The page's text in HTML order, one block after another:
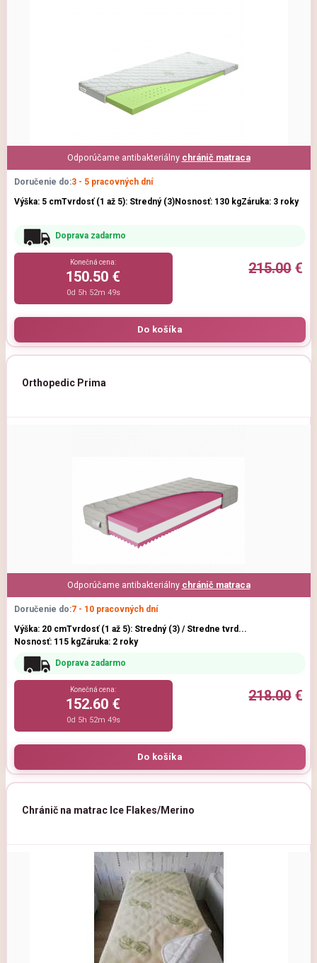
Odporúčame antibakteriálny chránič matraca
Doručenie do:3 - 5 pracovných dní
Výška: 5 cmTvrdosť (1 až 5): Stredný (3)Nosnosť: 130 kgZáruka: 3 roky
Doprava zadarmo
215.00€
Konečná cena:
150.50 €
0d 5h 52m 47s
Orthopedic Prima
Odporúčame antibakteriálny chránič matraca
Doručenie do:7 - 10 pracovných dní
Výška: 20 cmTvrdosť (1 až 5): Stredný (3) / Stredne tvrd...
Nosnosť: 115 kgZáruka: 2 roky
Doprava zadarmo
218.00€
Konečná cena:
152.60 €
0d 5h 52m 47s
Chránič na matrac Ice Flakes/Merino